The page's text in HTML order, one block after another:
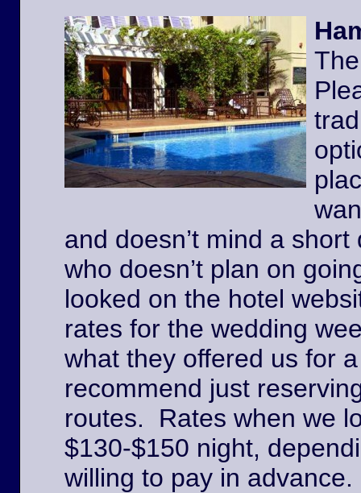
and doesn’t mind a
who doesn’t plan on
looked on the hotel
rates for the wedding
what they offered us for
recommend just
routes. Rates when we
$130-$150 night,
willing to pay in